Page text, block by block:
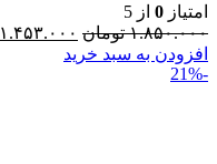
امتیاز 0 از 5
۱.۸۵۰.۰۰۰ تومان ۱.۴۵۳.۰۰۰
افزودن به سبد خرید
-21%